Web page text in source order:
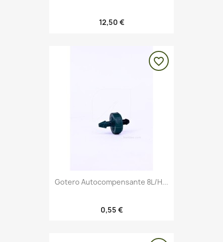
12,50 €
Gotero Autocompensante 8L/h...
0,55 €
favorite_border